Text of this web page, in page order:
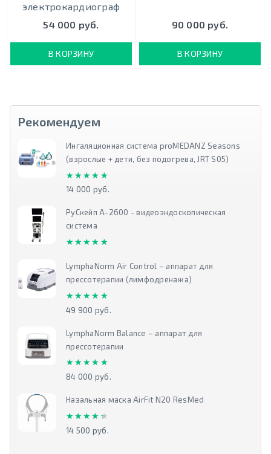
электрокардиограф
54 000 руб.
В КОРЗИНУ
90 000 руб.
В КОРЗИНУ
Рекомендуем
Ингаляционная система proMEDANZ Seasons
(взрослые + дети, без подогрева, JRT S05)
★★★★★
★★★★★
14 000 руб.
РуСкейп А-2600 - видеоэндоскопическая
система
★★★★★
★★★★★
LymphaNorm Air Control – аппарат для
прессотерапии (лимфодренажа)
★★★★★
★★★★★
49 900 руб.
LymphaNorm Balance – аппарат для
прессотерапии
★★★★★
★★★★★
84 000 руб.
Назальная маска AirFit N20 ResMed
★★★★★
★★★★★
14 500 руб.